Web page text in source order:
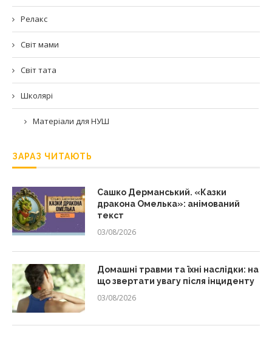
Релакс
Світ мами
Світ тата
Школярі
Матеріали для НУШ
ЗАРАЗ ЧИТАЮТЬ
Сашко Дерманський. «Казки
дракона Омелька»: анімований
текст
03/08/2026
Домашні травми та їхні наслідки: на
що звертати увагу після інциденту
03/08/2026